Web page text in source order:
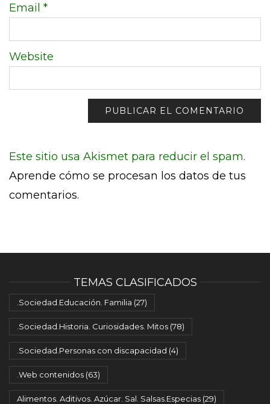
Email *
Website
Este sitio usa Akismet para reducir el spam.
Aprende cómo se procesan los datos de tus
comentarios.
TEMAS CLASIFICADOS
.Sociedad.Educación. Familia (27)
.Sociedad.Historia. Curiosidades. Mitos (78)
.Sociedad.Personas con discapacidad (4)
.Web contenidos (63)
Alimentos. Aditivos. Azúcar. Sal. Salsas.Especias (29)